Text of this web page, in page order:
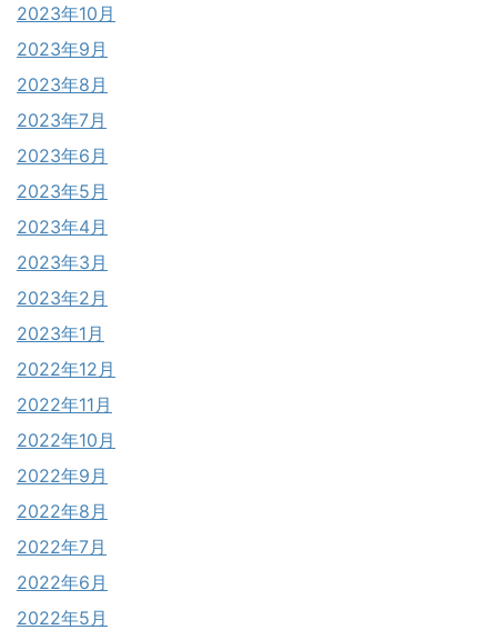
2023年10月
2023年9月
2023年8月
2023年7月
2023年6月
2023年5月
2023年4月
2023年3月
2023年2月
2023年1月
2022年12月
2022年11月
2022年10月
2022年9月
2022年8月
2022年7月
2022年6月
2022年5月